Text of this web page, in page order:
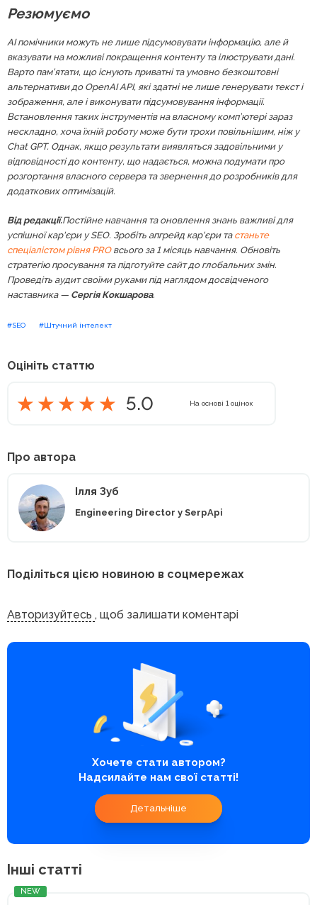
Резюмуємо
AI помічники можуть не лише підсумовувати інформацію, але й
вказувати на можливі покращення контенту та ілюструвати дані.
Варто пам’ятати, що існують приватні та умовно безкоштовні
альтернативи до OpenAI API, які здатні не лише генерувати текст і
зображення, але і виконувати підсумовування інформації.
Встановлення таких інструментів на власному комп’ютері зараз
нескладно, хоча їхній роботу може бути трохи повільнішим, ніж у
Chat GPT. Однак, якщо результати виявляться задовільними у
відповідності до контенту, що надається, можна подумати про
розгортання власного сервера та звернення до розробників для
додаткових оптимізацій.
Від редакції.Постійне навчання та оновлення знань важливі для
успішної кар'єри у SEO. Зробіть апгрейд кар'єри та станьте
спеціалістом рівня PROвсього за 1 місяць навчання. Обновіть
стратегію просування та підготуйте сайт до глобальних змін.
Проведіть аудит своїми руками під наглядом досвідченого
наставника — Сергія Кокшарова.
#SEO #Штучний інтелект
Оцініть статтю
5.0 На основі 1 оцінок
Про автора
Ілля Зуб
Engineering Director у SerpApi
Поділіться цією новиною в соцмережах
Авторизуйтесь , щоб залишати коментарі
Хочете стати автором?
Надсилайте нам свої статті!
Детальніше
Інші статті
NEW